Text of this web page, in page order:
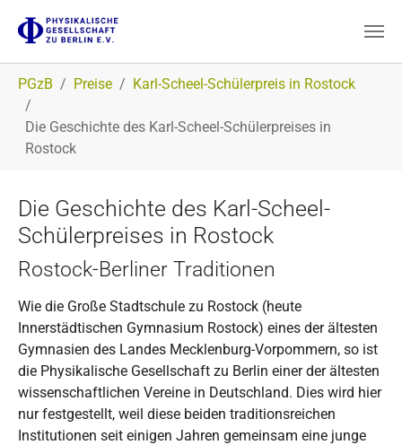
PGzB Preise Karl-Scheel-Schülerpreis in Rostock
Die Geschichte des Karl-Scheel-Schülerpreises in
Rostock
Die Geschichte des Karl-Scheel-
Schülerpreises in Rostock
Rostock-Berliner Traditionen
Wie die Große Stadtschule zu Rostock (heute
Innerstädtischen Gymnasium Rostock) eines der ältesten
Gymnasien des Landes Mecklenburg-Vorpommern, so ist
die Physikalische Gesellschaft zu Berlin einer der ältesten
wissenschaftlichen Vereine in Deutschland. Dies wird hier
nur festgestellt, weil diese beiden traditionsreichen
Institutionen seit einigen Jahren gemeinsam eine junge